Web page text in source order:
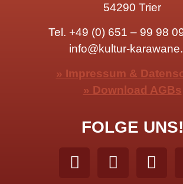
54290 Trier
Tel. +49 (0) 651 – 99 98
info@kultur-
» Impressum &
» Download AGBs
FOLGE UNS!